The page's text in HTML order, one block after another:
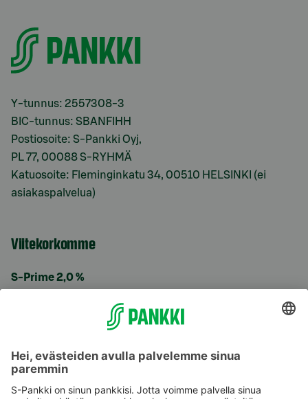
Y-tunnus: 2557308-3
BIC-tunnus: SBANFIHH
Postiosoite: S-Pankki Oyj,
PL 77, 00088 S-RYHMÄ
Katuosoite: Fleminginkatu 34, 00510 HELSINKI (ei
asiakaspalvelua)
Viitekorkomme
S-Prime 2,0 %